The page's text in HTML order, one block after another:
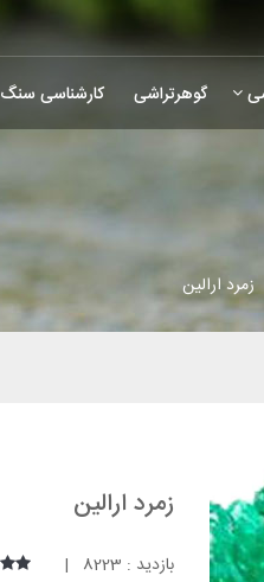
گوهرتراشی کارشناسی سنگ
زمرد ارالین
زمرد ارالین
بازدید : 8223 |